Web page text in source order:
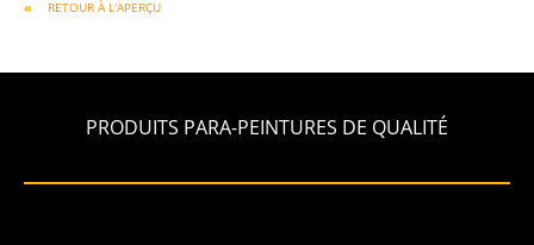
RETOUR À L'APERÇU
PRODUITS PARA-PEINTURES DE QUALITÉ